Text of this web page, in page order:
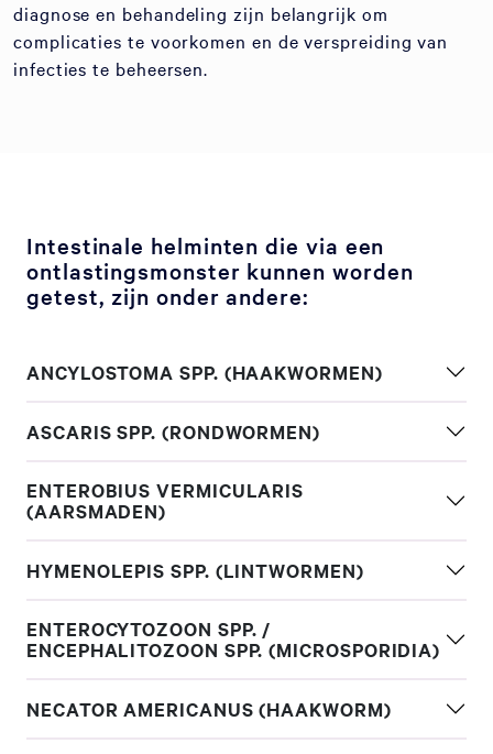
diagnose en behandeling zijn belangrijk om
complicaties te voorkomen en de verspreiding van
infecties te beheersen.
Intestinale helminten die via een
ontlastingsmonster kunnen worden
getest, zijn onder andere:
ANCYLOSTOMA SPP. (HAAKWORMEN)
ASCARIS SPP. (RONDWORMEN)
ENTEROBIUS VERMICULARIS
(AARSMADEN)
HYMENOLEPIS SPP. (LINTWORMEN)
ENTEROCYTOZOON SPP. /
ENCEPHALITOZOON SPP. (MICROSPORIDIA)
NECATOR AMERICANUS (HAAKWORM)